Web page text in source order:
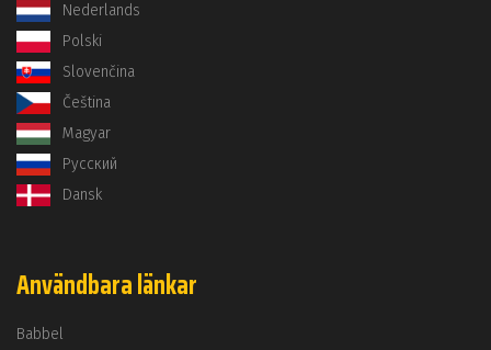
Nederlands
Polski
Slovenčina
Čeština
Magyar
Русский
Dansk
Användbara länkar
Babbel